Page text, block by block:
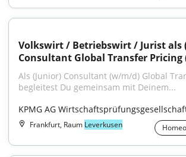
Volkswirt / Betriebswirt / Jurist als
Consultant Global Transfer
Als (Junior) Consultant (w/m/d) Global
begleitest Du gemeinsam mit Deinem...
KPMG AG
Frankfurt, Raum Leverkusen